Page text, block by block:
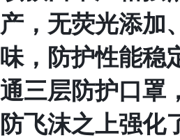
产，无荧光添加
味，防护性能稳
通三层防护口罩
防飞沫之上强化